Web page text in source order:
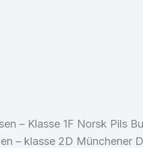
– Klasse 1F Norsk Pils
– klasse 2D Münchener